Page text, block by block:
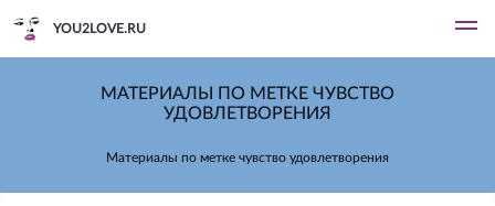
YOU2LOVE.RU
МАТЕРИАЛЫ ПО МЕТКЕ ЧУВСТВО
УДОВЛЕТВОРЕНИЯ
Материалы по метке чувство удовлетворения